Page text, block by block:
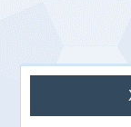
Sidebar
chính